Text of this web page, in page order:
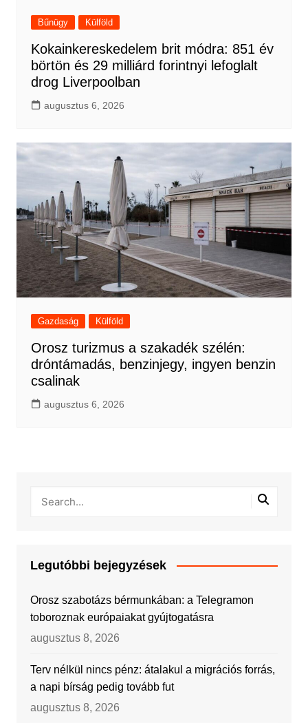
Bűnügy Külföld
Kokainkereskedelem brit módra: 851 év
börtön és 29 milliárd forintnyi lefoglalt
drog Liverpoolban
augusztus 6, 2026
Gazdaság Külföld
Orosz turizmus a szakadék szélén:
dróntámadás, benzinjegy, ingyen benzin
csalinak
augusztus 6, 2026
Legutóbbi bejegyzések
Orosz szabotázs bérmunkában: a Telegramon
toboroznak európaiakat gyújtogatásra
augusztus 8, 2026
Terv nélkül nincs pénz: átalakul a migrációs forrás,
a napi bírság pedig tovább fut
augusztus 8, 2026